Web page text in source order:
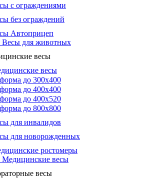
с ограждениями
без ограждений
Автоприцеп
Весы для животных
весы
весы
до 300х400
до 400х400
до 400х520
до 800х800
для инвалидов
для новорожденных
ростомеры
Медицинские весы
весы